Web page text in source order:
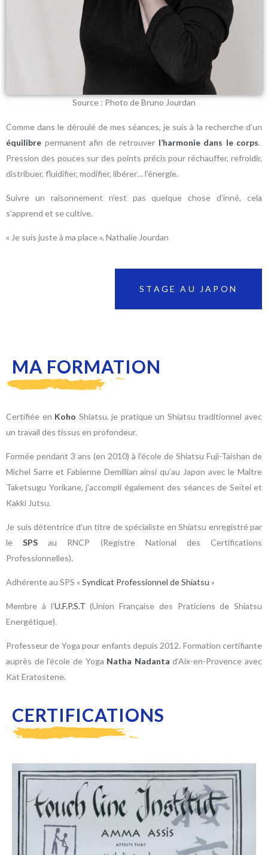
Source : Photo de Bruno Jourdan
Comme dans le déroulé de mes séances, je suis à la recherche d’un
équilibre permanent afin de retrouver l’harmonie dans le corps.
Pression des pouces sur des points précis pour réchauffer, refroidir,
distribuer, fluidifier, modifier, libérer… l’énergie.
Suivre un raisonnement n’est pas quelque chose d’inné, cela
s’apprend et se cultive.
« Je suis juste à ma place ». Nathalie Jourdan
STAGE AU JAPON
MA FORMATION
Certifiée en Koho Shiatsu, je pratique un Shiatsu traditionnel avec
un travail des tissus en profondeur.
Formée pendant 3 ans (en 2010) à l’école de Shiatsu Fuji-Taishan de
Michel Sarre et Fabienne Demillian ainsi qu’au Japon avec le Maître
Taketsugu Yorikane, j’accompli également des séances de Seïtei et
Kakki Jutsu.
Je suis détentrice d’un titre de spécialiste en Shiatsu enregistré par
leSPS au RNCP (Registre National des Certifications
Professionnelles).
Adhérente au SPS «Syndicat Professionnel de Shiatsu »
Membre à l’U.F.P.S.T (Union Française des Praticiens de Shiatsu
Energétique).
Professeur de Yoga pour enfants depuis 2012. Formation certifiante
auprès de l’école de Yoga Natha Nadanta d’Aix-en-Provence avec
Kat Eratostene.
CERTIFICATIONS